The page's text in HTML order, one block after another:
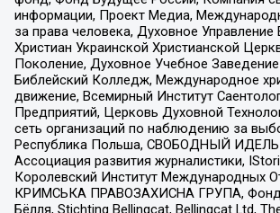
информации, Проект Медиа,
за права человека, Духовное Управление
Христиан Украинской Христианской
Поколение, Духовное Учебное
Библейский Колледж, Международное
движение, Всемирный Институт
Предприятий, Церковь Духовной
сеть организаций по наблюдению за
Республика Польша, СВОБОДНЫЙ
Ассоциация развития журналистики,
Королевский Институт Международных
КРИМСЬКА ПРАВОЗАХИСНА ГРУПА, Фонд
Бёлля, Stichting Bellingcat, Bellingcat Ltd,